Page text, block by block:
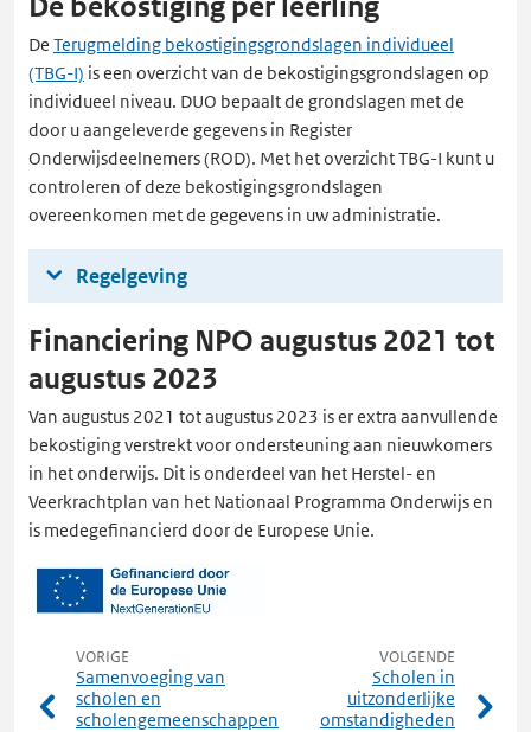
De bekostiging per leerling
De Terugmelding bekostigingsgrondslagen individueel
(TBG-I) is een overzicht van de bekostigingsgrondslagen op
individueel niveau. DUO bepaalt de grondslagen met de
door u aangeleverde gegevens in Register
Onderwijsdeelnemers (ROD). Met het overzicht TBG-I kunt u
controleren of deze bekostigingsgrondslagen
overeenkomen met de gegevens in uw administratie.
Regelgeving
Financiering NPO augustus 2021 tot
augustus 2023
Van augustus 2021 tot augustus 2023 is er extra aanvullende
bekostiging verstrekt voor ondersteuning aan nieuwkomers
in het onderwijs. Dit is onderdeel van het Herstel- en
Veerkrachtplan van het Nationaal Programma Onderwijs en
is medegefinancierd door de Europese Unie.
VORIGE
Samenvoeging van
scholen en
scholengemeenschappen
VOLGENDE
Scholen in
uitzonderlijke
omstandigheden